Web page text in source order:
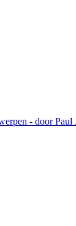
- door Paul